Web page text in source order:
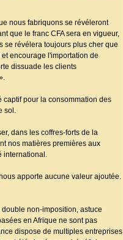
nous fabriquons se révéleront
que le franc CFA sera en vigueur,
se révélera toujours plus cher que
encourage l'importation de
dissuade les clients
pour la consommation des
sol.
dans les coffres-forts de la
nos matières premières aux
international.
apporte aucune valeur ajoutée.
non-imposition, astuce
en Afrique ne sont pas
dispose de multiples entreprises